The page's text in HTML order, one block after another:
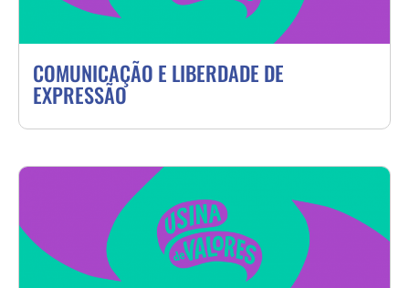
COMUNICAÇÃO E LIBERDADE DE
EXPRESSÃO